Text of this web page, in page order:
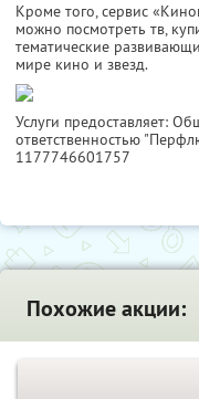
Кроме того, сервис
можно посмотреть тв,
тематические
мире кино и звезд.
Услуги предоставляет:
ответственностью
1177746601757
Похожие акции: